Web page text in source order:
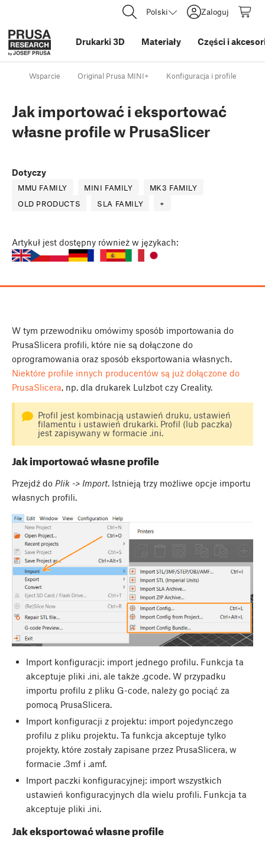
Polski Zaloguj
Drukarki 3D Materiały Części i
Wsparcie Original Prusa MINI+ Konfiguracja i profile
Jak importować i eksportować
własne profile w PrusaSlicer
Dotyczy
MMU FAMILY MINI FAMILY
MK3 FAMILY
OLD PRODUCTS
SLA FAMILY +
Artykuł jest dostępny również w językach:
W tym przewodniku omówimy sposób importowania do
PrusaSlicera profili, które nie są dołączone do
oprogramowania oraz sposób eksportowania własnych.
Niektóre profile innych producentów są już dołączone do
PrusaSlicera, np. dla drukarek Lulzbot czy Creality.
Profil jest kombinacją ustawień druku, ustawień
filamentu i ustawień drukarki. Profil (lub paczka)
jest zapisywany w formacie .ini.
Jak importować własne profile
Przejdź do Plik -> Import. Istnieją trzy możliwe opcje importu
własnych profili.
Import konfiguracji: import jednego profilu. Funkcja ta
akceptuje pliki .ini, ale także .gcode. W przypadku
importu profilu z pliku G-code, należy go pociąć za
pomocą PrusaSlicera.
Import konfiguracji z projektu: import pojedynczego
profilu z pliku projektu. Ta funkcja akceptuje tylko
projekty, które zostały zapisane przez PrusaSlicera, w
formacie .3mf i .amf.
Import paczki konfiguracyjnej: import wszystkich
ustawień konfiguracyjnych dla wielu profili. Funkcja ta
akceptuje pliki .ini.
Jak eksportować własne profile